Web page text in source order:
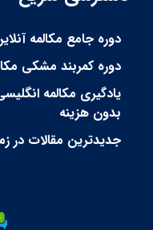
دوره جامع مکالمه
دوره کمربند مشکی
بدون هزینه
جدیدترین مقالات در